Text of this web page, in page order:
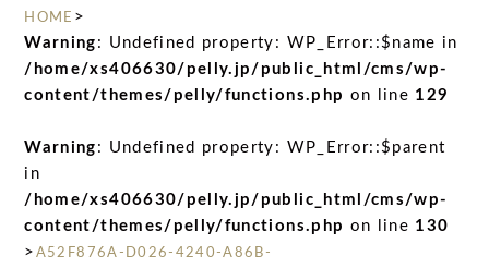
HOME >
Warning : Undefined property: WP_Error::$name in
/home/xs406630/pelly.jp/public_html/cms/wp-
content/themes/pelly/functions.php on line 129
Warning : Undefined property: WP_Error::$parent
in
/home/xs406630/pelly.jp/public_html/cms/wp-
content/themes/pelly/functions.php on line 130
> A52F876A-D026-4240-A86B-